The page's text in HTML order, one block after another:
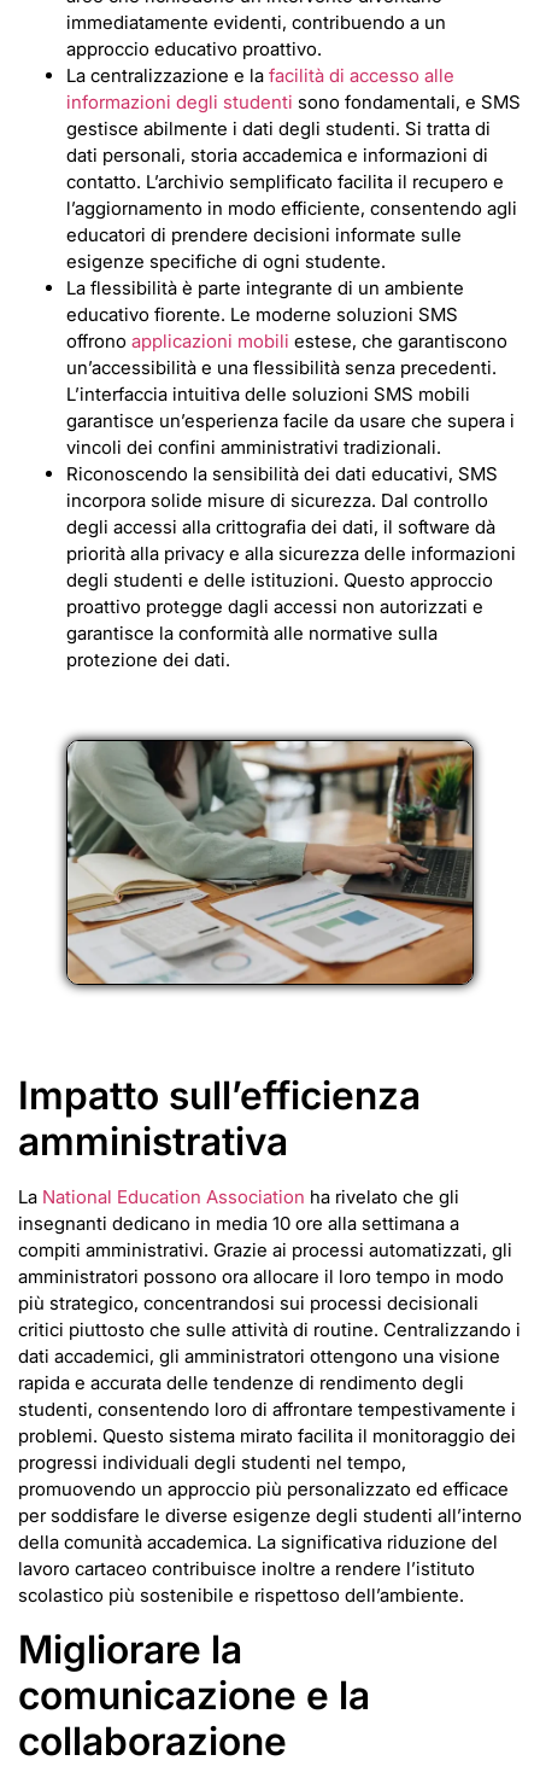
immediatamente evidenti, contribuendo a un
approccio educativo proattivo.
La centralizzazione e la facilità di accesso alle
informazioni degli studenti sono fondamentali, e SMS
gestisce abilmente i dati degli studenti. Si tratta di
dati personali, storia accademica e informazioni di
contatto. L’archivio semplificato facilita il recupero e
l’aggiornamento in modo efficiente, consentendo agli
educatori di prendere decisioni informate sulle
esigenze specifiche di ogni studente.
La flessibilità è parte integrante di un ambiente
educativo fiorente. Le moderne soluzioni SMS
offrono applicazioni mobili estese, che garantiscono
un’accessibilità e una flessibilità senza precedenti.
L’interfaccia intuitiva delle soluzioni SMS mobili
garantisce un’esperienza facile da usare che supera i
vincoli dei confini amministrativi tradizionali.
Riconoscendo la sensibilità dei dati educativi, SMS
incorpora solide misure di sicurezza. Dal controllo
degli accessi alla crittografia dei dati, il software dà
priorità alla privacy e alla sicurezza delle informazioni
degli studenti e delle istituzioni. Questo approccio
proattivo protegge dagli accessi non autorizzati e
garantisce la conformità alle normative sulla
protezione dei dati.
Impatto sull’efficienza
amministrativa
La National Education Association ha rivelato che gli
insegnanti dedicano in media 10 ore alla settimana a
compiti amministrativi. Grazie ai processi automatizzati, gli
amministratori possono ora allocare il loro tempo in modo
più strategico, concentrandosi sui processi decisionali
critici piuttosto che sulle attività di routine. Centralizzando i
dati accademici, gli amministratori ottengono una visione
rapida e accurata delle tendenze di rendimento degli
studenti, consentendo loro di affrontare tempestivamente i
problemi. Questo sistema mirato facilita il monitoraggio dei
progressi individuali degli studenti nel tempo,
promuovendo un approccio più personalizzato ed efficace
per soddisfare le diverse esigenze degli studenti all’interno
della comunità accademica. La significativa riduzione del
lavoro cartaceo contribuisce inoltre a rendere l’istituto
scolastico più sostenibile e rispettoso dell’ambiente.
Migliorare la
comunicazione e la
collaborazione